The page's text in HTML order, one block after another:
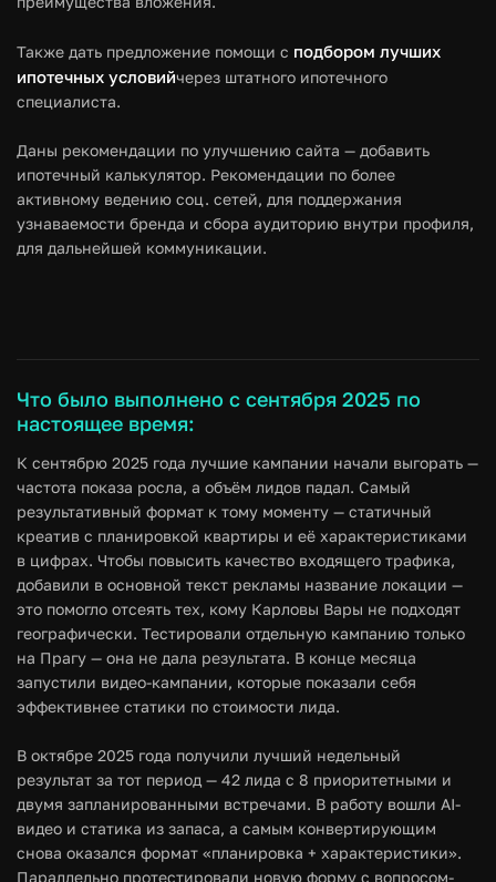
Также дать предложение помощи с подбором лучших
ипотечных условийчерез штатного ипотечного
специалиста.
Даны рекомендации по улучшению сайта — добавить
ипотечный калькулятор. Рекомендации по более
активному ведению соц. сетей, для поддержания
узнаваемости бренда и сбора аудиторию внутри профиля,
для дальнейшей коммуникации.
Что было выполнено с сентября 2025 по
настоящее время:
К сентябрю 2025 года лучшие кампании начали выгорать —
частота показа росла, а объём лидов падал. Самый
результативный формат к тому моменту — статичный
креатив с планировкой квартиры и её характеристиками
в цифрах. Чтобы повысить качество входящего трафика,
добавили в основной текст рекламы название локации —
это помогло отсеять тех, кому Карловы Вары не подходят
географически. Тестировали отдельную кампанию только
на Прагу — она не дала результата. В конце месяца
запустили видео-кампании, которые показали себя
эффективнее статики по стоимости лида.
В октябре 2025 года получили лучший недельный
результат за тот период — 42 лида с 8 приоритетными и
двумя запланированными встречами. В работу вошли AI-
видео и статика из запаса, а самым конвертирующим
снова оказался формат «планировка + характеристики».
Параллельно протестировали новую форму с вопросом-